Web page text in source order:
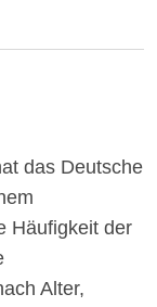
das Deutsche
Häufigkeit der
Alter,